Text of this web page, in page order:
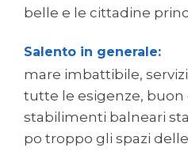
belle e le cittadine
Salento in generale:
mare imbattibile,
tutte le esigenze, buon
stabilimenti balneari
po troppo gli spazi